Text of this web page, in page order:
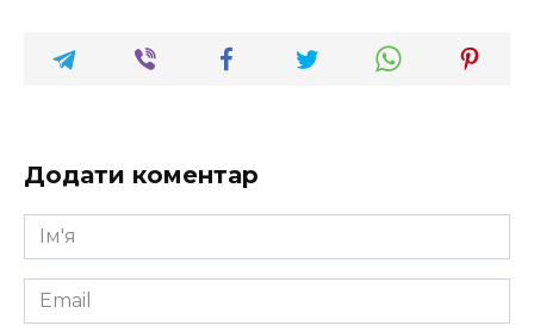
Додати коментар
Ім'я
*
Email
*